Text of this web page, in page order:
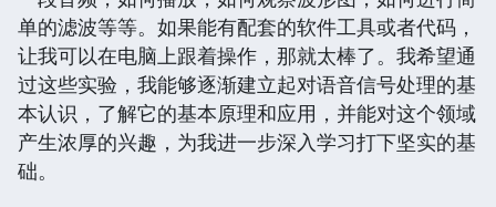
单的滤波等等。如果能有配套的软件工具或者代码，
让我可以在电脑上跟着操作，那就太棒了。我希望通
过这些实验，我能够逐渐建立起对语音信号处理的基
本认识，了解它的基本原理和应用，并能对这个领域
产生浓厚的兴趣，为我进一步深入学习打下坚实的基
础。